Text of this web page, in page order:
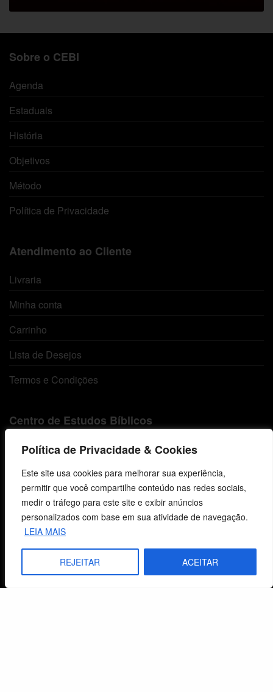
Política de Privacidade & Cookies
Este site usa cookies para melhorar sua experiência,
permitir que você compartilhe conteúdo nas redes sociais,
medir o tráfego para este site e exibir anúncios
personalizados com base em sua atividade de navegação.
LEIA MAIS
REJEITAR ACEITAR
Sobre o CEBI
Agenda
Estaduais
História
Objetivos
Método
Política de Privacidade
Atendimento ao Cliente
Livraria
Minha conta
Carrinho
Lista de Desejos
Termos e Condições
Centro de Estudos Bíblicos
CNPJ: 29.832.607/0001-10
Fale Conosco
E-mails
vendas@cebi.org.br
comunicacao@cebi.org.br